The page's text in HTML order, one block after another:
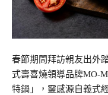
春節期間拜訪親友出外
式壽喜燒領導品牌MO-
特鍋」，靈感源自義式